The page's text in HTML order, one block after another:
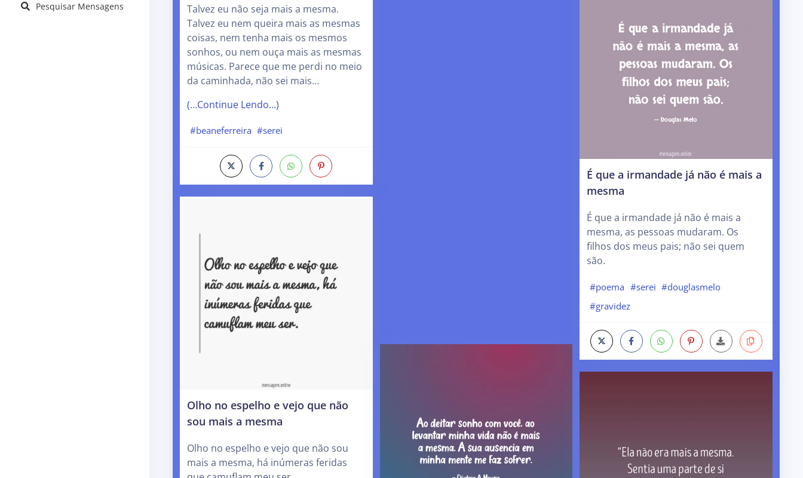
Pesquisar Mensagens
Talvez eu não seja mais a mesma.
Talvez eu nem queira mais as mesmas
coisas, nem tenha mais os mesmos
sonhos, ou nem ouça mais as mesmas
músicas. Parece que me perdi no meio
da caminhada, não sei mais…
(…Continue Lendo…)
#beaneferreira #serei
Olho no espelho e vejo que não
sou mais a mesma
Olho no espelho e vejo que não sou
mais a mesma, há inúmeras feridas
É que a irmandade já não é mais a
mesma
É que a irmandade já não é mais a
mesma, as pessoas mudaram. Os
filhos dos meus pais; não sei quem
são.
#poema #serei #douglasmelo
#gravidez